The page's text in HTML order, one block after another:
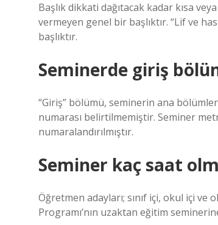
Başlık dikkati dağıtacak kadar kısa
vermeyen genel bir başlıktır. “Lif ve
başlıktır.
Seminerde giriş
“Giriş” bölümü, seminerin ana
numarası belirtilmemiştir. Seminer
numaralandırılmıştır.
Seminer kaç saat
Öğretmen adayları; sınıf içi, okul içi ve
Programı’nın uzaktan eğitim